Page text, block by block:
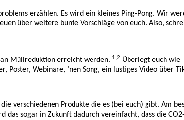
Podcast
Folge
erzählen. Es wird ein kleines Ping-Pong. Wir
über weitere bunte Vorschläge von euch. Also,
Müllreduktion erreicht werden. 1,2 Überlegt euch wie
Webinare, ‘nen Song, ein lustiges Video über
verschiedenen Produkte die es (bei euch) gibt. Am
sogar in Zukunft dadurch vereinfacht, dass die